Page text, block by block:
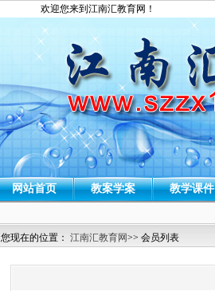
欢迎您来到江南汇教育网！
网站首页 教案学案 教学课件
您现在的位置： 江南汇教育网>> 会员列表